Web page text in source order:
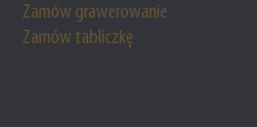
Zamów grawerowanie
Zamów tabliczkę